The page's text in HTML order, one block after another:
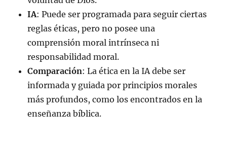
IA: Puede ser programada para seguir ciertas
reglas éticas, pero no posee una
comprensión moral intrínseca ni
responsabilidad moral.
Comparación: La ética en la IA debe ser
informada y guiada por principios morales
más profundos, como los encontrados en la
enseñanza bíblica.